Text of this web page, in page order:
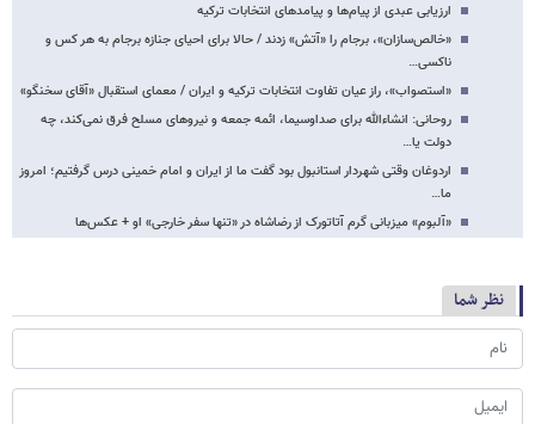
ارزیابی عبدی از پیام‌ها و پیامدهای انتخابات ترکیه
«خالص‌سازان»، برجام را «آتش» زدند / حالا برای احیای جنازه برجام به هر کس و
ناکسی…
«استصواب»، راز عیان تفاوت انتخابات ترکیه و ایران / معمای استقبال «آقای سخنگو»
روحانی: انشاءالله برای صداوسیما، ائمه جمعه و نیروهای مسلح فرق نمی‌کند، چه
دولت یا…
اردوغان وقتی شهردار استانبول بود گفت ما از ایران و امام خمینی درس گرفتیم؛ امروز
ما…
«آلبوم» میزبانی گرم آتاتورک از رضاشاه در «تنها سفر خارجی» او + عکس‌ها
نظر شما